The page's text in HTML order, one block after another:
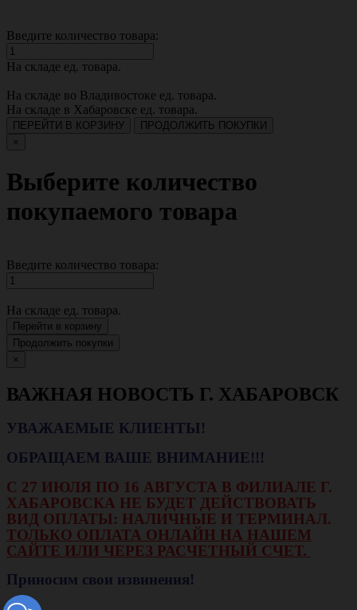
Введите количество товара:
На складе ед. товара.
На складе во Владивостоке ед. товара.
На складе в Хабаровске ед. товара.
ПЕРЕЙТИ В КОРЗИНУ
ПРОДОЛЖИТЬ ПОКУПКИ
×
Выберите количество
покупаемого товара
Введите количество товара:
На складе ед. товара.
Перейти в корзину
Продолжить покупки
×
ВАЖНАЯ НОВОСТЬ Г. ХАБАРОВСК
УВАЖАЕМЫЕ КЛИЕНТЫ!
ОБРАЩАЕМ ВАШЕ ВНИМАНИЕ!!!
С 27 ИЮЛЯ ПО 16 АВГУСТА В ФИЛИАЛЕ Г.
ХАБАРОВСКА НЕ БУДЕТ ДЕЙСТВОВАТЬ
ВИД ОПЛАТЫ: НАЛИЧНЫЕ И ТЕРМИНАЛ.
ТОЛЬКО ОПЛАТА ОНЛАЙН НА НАШЕМ
САЙТЕ ИЛИ ЧЕРЕЗ РАСЧЕТНЫЙ СЧЕТ.
Приносим свои извинения!